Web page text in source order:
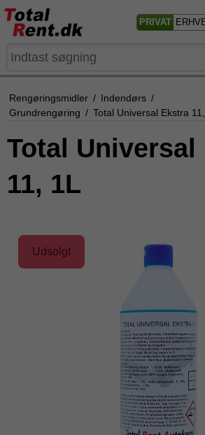
PRIVAT
Rengøringsmidler / Indendørs /
Grundrengøring / Total Universal Ekstra
Total Universal
11, 1L
Udsolgt